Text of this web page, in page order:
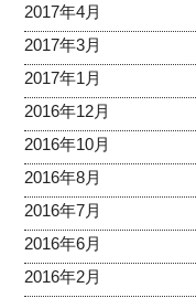
2017年4月
2017年3月
2017年1月
2016年12月
2016年10月
2016年8月
2016年7月
2016年6月
2016年2月